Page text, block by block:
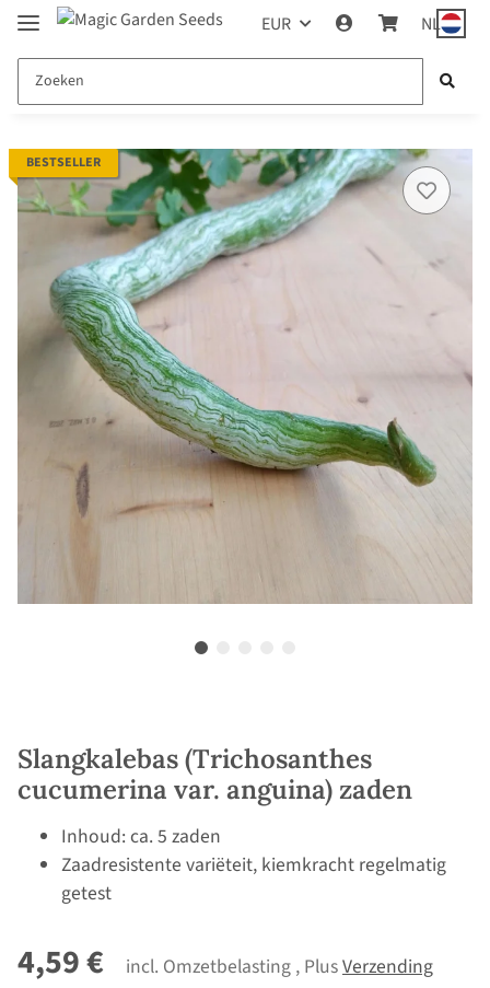
EUR NL
BESTSELLER
Slangkalebas (Trichosanthes
cucumerina var. anguina) zaden
Inhoud: ca. 5 zaden
Zaadresistente variëteit, kiemkracht regelmatig
getest
4,59 € incl. Omzetbelasting , PlusVerzending